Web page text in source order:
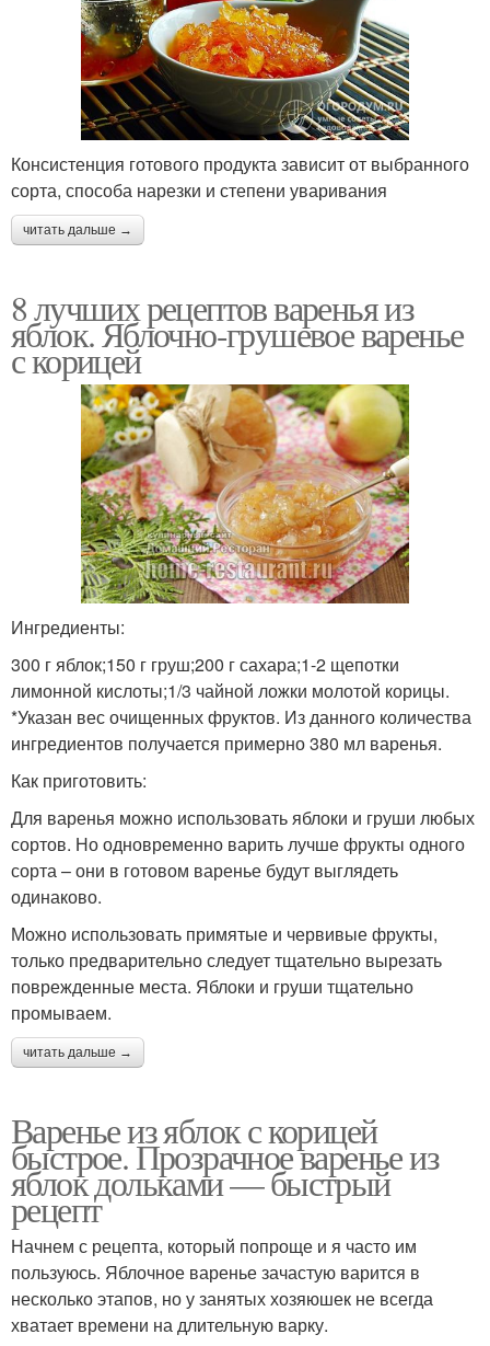
Консистенция готового продукта зависит от выбранного
сорта, способа нарезки и степени уваривания
читать дальше →
8 лучших рецептов варенья из
яблок. Яблочно-грушевое варенье
с корицей
Ингредиенты:
300 г яблок;150 г груш;200 г сахара;1-2 щепотки
лимонной кислоты;1/3 чайной ложки молотой корицы.
*Указан вес очищенных фруктов. Из данного количества
ингредиентов получается примерно 380 мл варенья.
Как приготовить:
Для варенья можно использовать яблоки и груши любых
сортов. Но одновременно варить лучше фрукты одного
сорта – они в готовом варенье будут выглядеть
одинаково.
Можно использовать примятые и червивые фрукты,
только предварительно следует тщательно вырезать
поврежденные места. Яблоки и груши тщательно
промываем.
читать дальше →
Варенье из яблок с корицей
быстрое. Прозрачное варенье из
яблок дольками — быстрый
рецепт
Начнем с рецепта, который попроще и я часто им
пользуюсь. Яблочное варенье зачастую варится в
несколько этапов, но у занятых хозяюшек не всегда
хватает времени на длительную варку.